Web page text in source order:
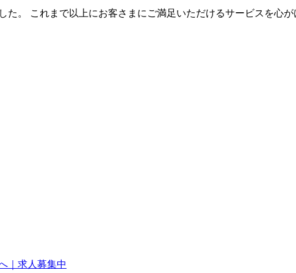
た。 これまで以上にお客さまにご満足いただけるサービスを心